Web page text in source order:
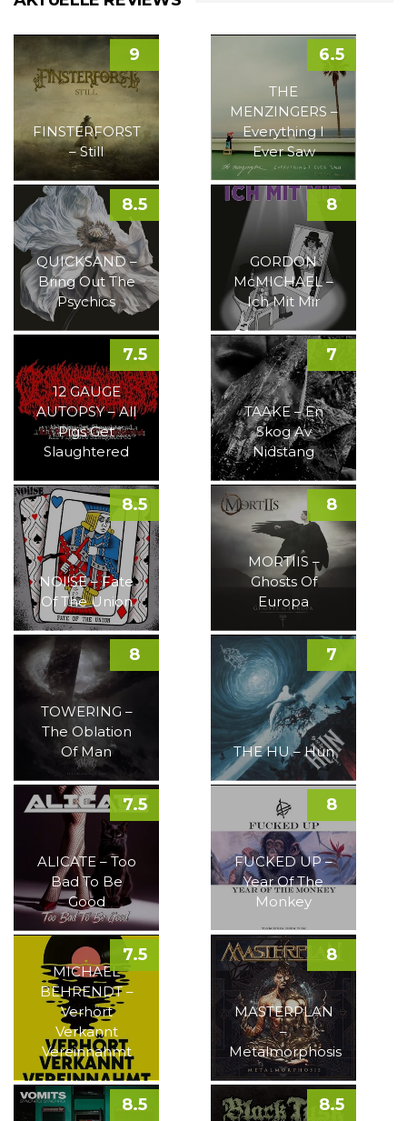
FINSTERFORST
– Still
9
THE
MENZINGERS –
Everything I
Ever Saw
6.5
QUICKSAND –
Bring Out The
Psychics
8.5
GORDON
McMICHAEL –
Ich Mit Mir
8
12 GAUGE
AUTOPSY – All
Pigs Get
Slaughtered
7.5
TAAKE – En
Skog Av
Nidstang
7
NOI!SE – Fate
Of The Union
8.5
MORTIIS –
Ghosts Of
Europa
8
TOWERING –
The Oblation
Of Man
8
THE HU – Hun
7
ALICATE – Too
Bad To Be
Good
7.5
FUCKED UP –
Year Of The
Monkey
8
MICHAEL
BEHRENDT –
Verhört
Verkannt
Vereinnahmt
7.5
MASTERPLAN
–
Metalmorphosis
8
8.5 8.5